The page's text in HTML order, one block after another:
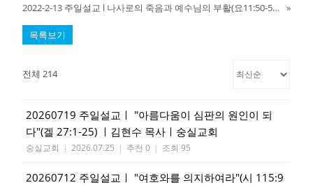
2022-2-13 주일설교 l 나사로의 죽음과 예수님의 부활(요11:50-52)ㅣ김현수 목사ㅣ숭실교회
»
목록보기
전체 214
20260719 주일설교ㅣ "아름다움이 심판의 원인이 되
다"(겔 27:1-25) ㅣ김현수 목사ㅣ숭실교회
숭실교회 | 2026.07.25 | 추천 0 | 조회 95
20260712 주일설교ㅣ "여호와를 의지하여라"(시 115:9